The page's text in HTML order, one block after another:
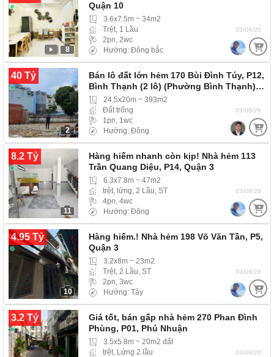
8
Quận 10
3.6x7.5m ~ 34m2
Trệt, 1 Lầu
2pn, 2wc
Hướng: Đông bắc
03/08/26
40 Tỷ
2
Bán lô đất lớn hẻm 170 Bùi Đình Túy, P12,
Bình Thạnh (2 lô) (Phường Bình Thạnh)…
24.5x20m ~ 393m2
Đất trống
1pn, 1wc
Hướng: Đông
03/08/26
8.2 Tỷ
11
Hàng hiếm nhanh còn kịp! Nhà hẻm 113
Trần Quang Diệu, P14, Quận 3
6.3x7.8m ~ 47m2
trệt, lửng, 2 Lầu, ST
4pn, 4wc
Hướng: Đông
03/08/26
4.95 Tỷ
10
Hàng hiếm.! Nhà hẻm 198 Võ Văn Tần, P5,
Quận 3
3.2x8m ~ 23m2
Trệt, 2 Lầu, ST
2pn, 3wc
Hướng: Tây
03/08/26
3.2 Tỷ
Giá tốt, bán gấp nhà hẻm 270 Phan Đình
Phùng, P01, Phú Nhuận
3.5x5.8m ~ 20m2 đất
trệt, Lửng 2 lầu
03/08/26